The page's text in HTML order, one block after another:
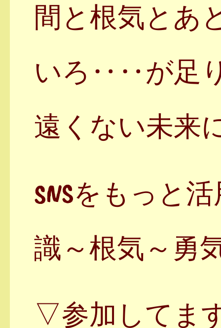
間と根気とあ
いろ‥‥が足
遠くない未来
SNSをもっと
識～根気～勇
▽参加してま